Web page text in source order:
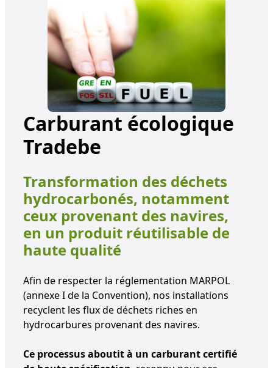
Carburant écologique
Tradebe
Transformation des déchets
hydrocarbonés, notamment
ceux provenant des navires,
en un produit réutilisable de
haute qualité
Afin de respecter la réglementation MARPOL
(annexe I de la Convention), nos installations
recyclent les flux de déchets riches en
hydrocarbures provenant des navires.
Ce processus aboutit à un carburant certifié